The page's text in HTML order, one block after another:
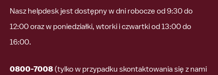
Nasz helpdesk jest dostępny w dni robocze od 9:30 do
12:00 oraz w poniedziałki, wtorki i czwartki od 13:00 do
16:00.
0800-7008 (tylko w przypadku skontaktowania się z nami